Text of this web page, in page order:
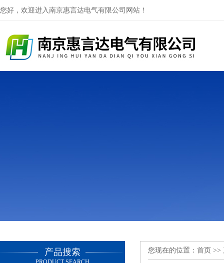
您好，欢迎进入南京惠言达电气有限公司网站！
产品搜索 您现在的位置： 首页 >>